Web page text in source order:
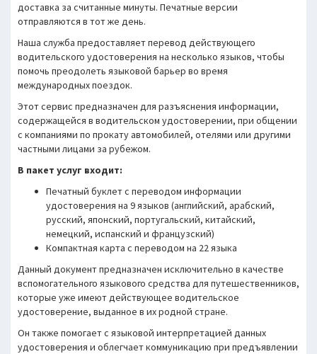
доставка за считанные минуты. Печатные версии
отправляются в тот же день.
Наша служба предоставляет перевод действующего
водительского удостоверения на несколько языков, чтобы
помочь преодолеть языковой барьер во время
международных поездок.
Этот сервис предназначен для разъяснения информации,
содержащейся в водительском удостоверении, при общении
с компаниями по прокату автомобилей, отелями или другими
частными лицами за рубежом.
В пакет услуг входит:
Печатный буклет с переводом информации
удостоверения на 9 языков (английский, арабский,
русский, японский, португальский, китайский,
немецкий, испанский и французский)
Компактная карта с переводом на 22 языка
Данный документ предназначен исключительно в качестве
вспомогательного языкового средства для путешественников,
которые уже имеют действующее водительское
удостоверение, выданное в их родной стране.
Он также помогает с языковой интерпретацией данных
удостоверения и облегчает коммуникацию при предъявлении